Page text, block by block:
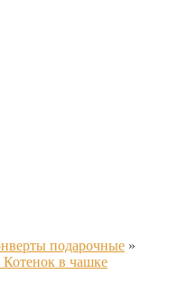
подарочные »
в чашке